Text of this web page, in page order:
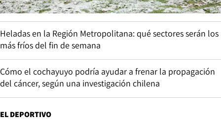
Heladas en la Región Metropolitana: qué sectores serán los
más fríos del fin de semana
Cómo el cochayuyo podría ayudar a frenar la propagación
del cáncer, según una investigación chilena
EL DEPORTIVO